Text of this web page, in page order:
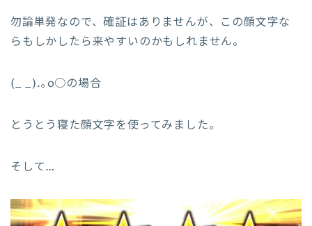
勿論単発なので、確証はありませんが、この顔文字な
らもしかしたら来やすいのかもしれません。
(_ _).｡o○の場合
とうとう寝た顔文字を使ってみました。
そして…